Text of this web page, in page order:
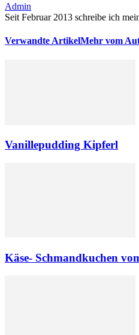
Admin
Seit Februar 2013 schreibe ich
Verwandte ArtikelMehr vom
Vanillepudding Kipferl
Käse- Schmandkuchen